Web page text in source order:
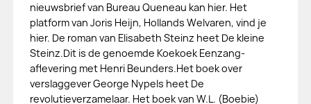
nieuwsbrief van Bureau Queneau kan hier. Het
platform van Joris Heijn, Hollands Welvaren, vind je
hier. De roman van Elisabeth Steinz heet De kleine
Steinz.Dit is de genoemde Koekoek Eenzang-
aflevering met Henri Beunders.Het boek over
verslaggever George Nypels heet De
revolutieverzamelaar. Het boek van W.L. (Boebie)